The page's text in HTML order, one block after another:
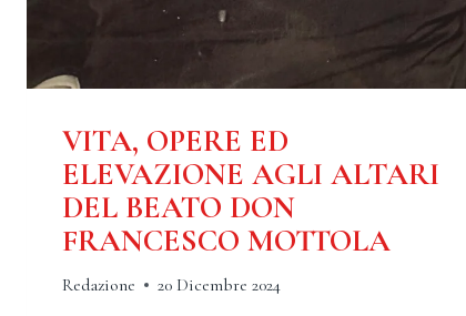
VITA, OPERE ED
ELEVAZIONE AGLI ALTARI
DEL BEATO DON
FRANCESCO MOTTOLA
Redazione 20 Dicembre 2024